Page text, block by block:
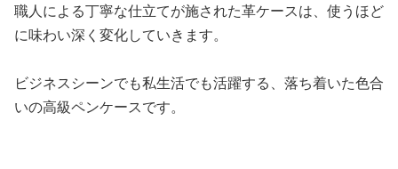
職人による丁寧な仕立てが施された革ケースは、使うほど
に味わい深く変化していきます。
ビジネスシーンでも私生活でも活躍する、落ち着いた色合
いの高級ペンケースです。